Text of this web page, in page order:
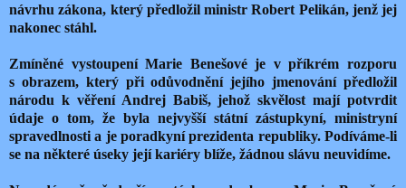
návrhu zákona, který předložil ministr Robert Pelikán, jenž jej
nakonec stáhl.
Zmíněné vystoupení Marie Benešové je v příkrém rozporu
s obrazem, který při odůvodnění jejího jmenování předložil
národu k věření Andrej Babiš, jehož skvělost mají potvrdit
údaje o tom, že byla nejvyšší státní zástupkyní, ministryní
spravedlnosti a je poradkyní prezidenta republiky. Podíváme-li
se na některé úseky její kariéry blíže, žádnou slávu neuvidíme.